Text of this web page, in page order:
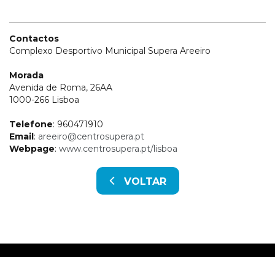
Contactos
Complexo Desportivo Municipal Supera Areeiro
Morada
Avenida de Roma, 26AA
1000-266 Lisboa
Telefone: 960471910
Email: areeiro@centrosupera.pt
Webpage: www.centrosupera.pt/lisboa
VOLTAR